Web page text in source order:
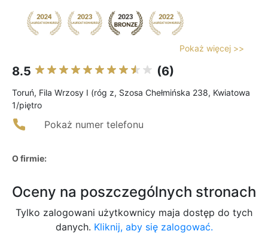
Pokaż więcej >>
8.5 (6)
Toruń, Fila Wrzosy I (róg z, Szosa Chełmińska 238, Kwiatowa
1/piętro
Pokaż numer telefonu
O firmie:
Oceny na poszczególnych stronach
Tylko zalogowani użytkownicy maja dostęp do tych
danych. Kliknij, aby się zalogować.